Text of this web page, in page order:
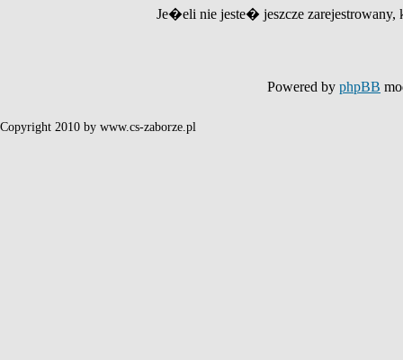
Je�eli nie jeste� jeszcze
Powered by phpBB
Copyright 2010 by www.cs-zaborze.pl